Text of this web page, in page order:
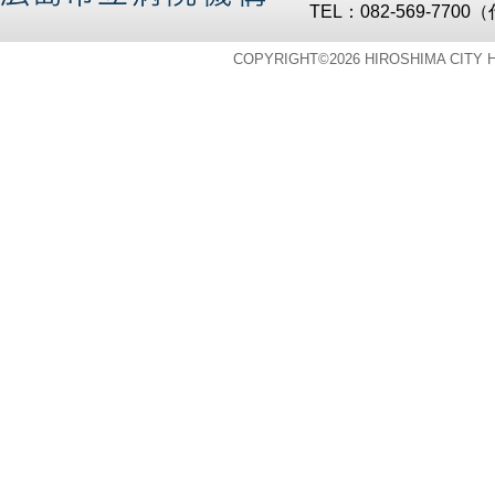
TEL：082-569-7700
COPYRIGHT©2026 HIROSHIMA CITY